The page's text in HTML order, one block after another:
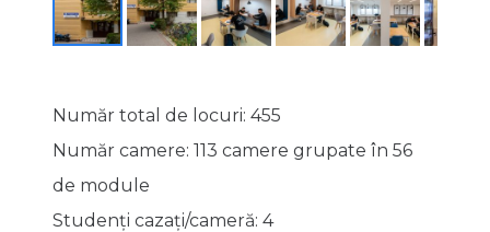
Număr total de locuri: 455
Număr camere: 113 camere grupate în 56
de module
Studenţi cazaţi/cameră: 4